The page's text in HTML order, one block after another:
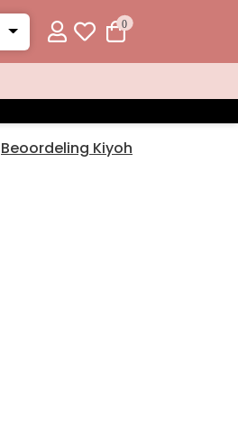
0
Beoordeling Kiyoh